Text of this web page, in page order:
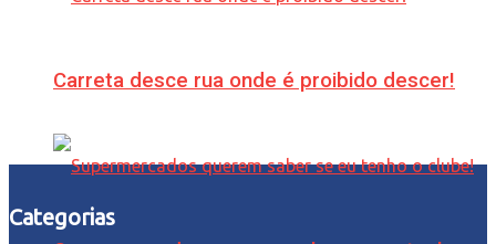
Carreta desce rua onde é proibido descer!
Categorias